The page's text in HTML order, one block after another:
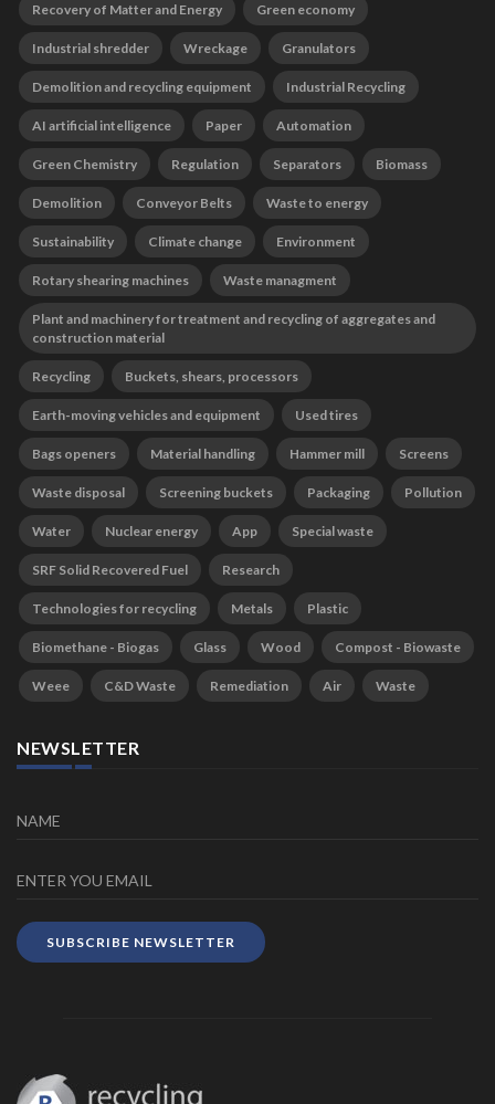
Recovery of Matter and Energy Green economy
Industrial shredder Wreckage Granulators
Demolition and recycling equipment Industrial Recycling
AI artificial intelligence Paper Automation
Green Chemistry Regulation Separators Biomass
Demolition Conveyor Belts Waste to energy
Sustainability Climate change Environment
Rotary shearing machines Waste managment
Plant and machinery for treatment and recycling of aggregates and
construction material
Recycling Buckets, shears, processors
Earth-moving vehicles and equipment Used tires
Bags openers Material handling Hammer mill Screens
Waste disposal Screening buckets Packaging Pollution
Water Nuclear energy App Special waste
SRF Solid Recovered Fuel Research
Technologies for recycling Metals Plastic
Biomethane - Biogas Glass Wood Compost - Biowaste
Weee C&D Waste Remediation Air Waste
NEWSLETTER
SUBSCRIBE NEWSLETTER